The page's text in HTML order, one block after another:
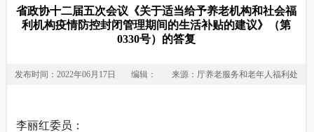
省政协十二届五次会议《关于适当给予养老机构和社会福
利机构疫情防控封闭管理期间的生活补贴的建议》（第
0330号）的答复
发布时间：2022年06月17日 编辑： 来源：厅养老服务和老年人福利处
李丽红委员：